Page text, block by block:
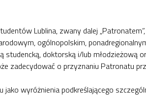
Lublina, zwany dalej
ogólnopolskim,
studencką, doktorską i/lub młodzieżową
zadecydować o przyznaniu Patronatu
wyróżnienia podkreślającego